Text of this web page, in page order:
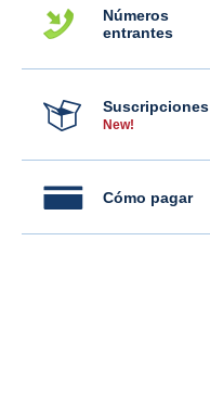
Números
entrantes
Suscripciones
New!
Cómo pagar